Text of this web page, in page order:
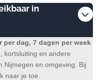
in
per dag, 7 dagen per week
kortsluiting en andere
Nijmegen en omgeving. Bij
naar je toe.